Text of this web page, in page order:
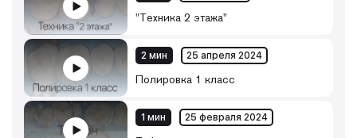
"Техника 2 этажа"
2 мин 25 апреля 2024
Полировка 1 класс
1 мин 25 февраля 2024